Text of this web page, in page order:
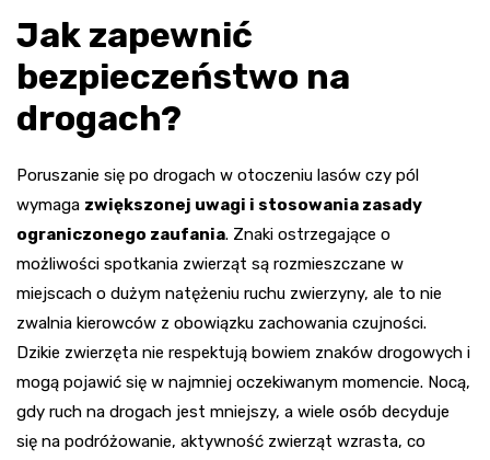
Jak zapewnić
bezpieczeństwo na
drogach?
Poruszanie się po drogach w otoczeniu lasów czy pól
wymaga zwiększonej uwagi i stosowania zasady
ograniczonego zaufania. Znaki ostrzegające o
możliwości spotkania zwierząt są rozmieszczane w
miejscach o dużym natężeniu ruchu zwierzyny, ale to nie
zwalnia kierowców z obowiązku zachowania czujności.
Dzikie zwierzęta nie respektują bowiem znaków drogowych i
mogą pojawić się w najmniej oczekiwanym momencie. Nocą,
gdy ruch na drogach jest mniejszy, a wiele osób decyduje
się na podróżowanie, aktywność zwierząt wzrasta, co